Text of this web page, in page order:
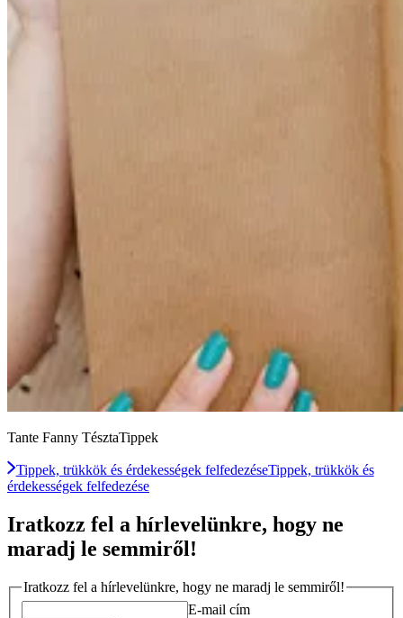
Tante Fanny TésztaTippek
Tippek, trükkök és érdekességek felfedezéseTippek, trükkök és
érdekességek felfedezése
Iratkozz fel a hírlevelünkre, hogy ne
maradj le semmiről!
Iratkozz fel a hírlevelünkre, hogy ne maradj le semmiről!
E-mail cím